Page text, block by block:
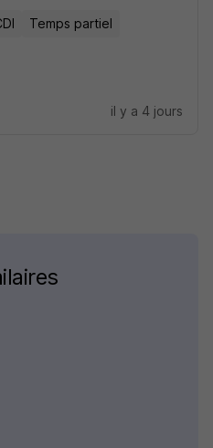
Temps partiel
il y a 4 jours